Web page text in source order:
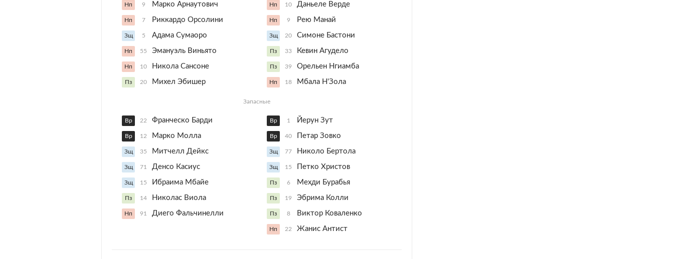
Нп 9 Марко Арнаутович
Нп 7 Риккардо Орсолини
Зщ 5 Адама Сумаоро
Нп 55 Эмануэль Виньято
Нп 10 Никола Сансоне
Пз 20 Михел Эбишер
Нп 10 Даньеле Верде
Нп 9 Рею Манай
Зщ 20 Симоне Бастони
Пз 33 Кевин Агудело
Пз 39 Орельен Нгиамба
Нп 18 Мбала Н'Зола
Запасные
Вр 22 Франческо Барди
Вр 12 Марко Молла
Зщ 35 Митчелл Дейкс
Зщ 71 Денсо Касиус
Зщ 15 Ибраима Мбайе
Пз 14 Николас Виола
Нп 91 Диего Фальчинелли
Вр 1 Йерун Зут
Вр 40 Петар Зовко
Зщ 77 Николо Бертола
Зщ 15 Петко Христов
Пз 6 Мехди Бурабья
Пз 19 Эбрима Колли
Пз 8 Виктор Коваленко
Нп 22 Жанис Антист